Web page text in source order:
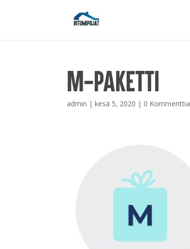
m-paketti
admin |kesä 5, 2020 | 0 Kommenttia